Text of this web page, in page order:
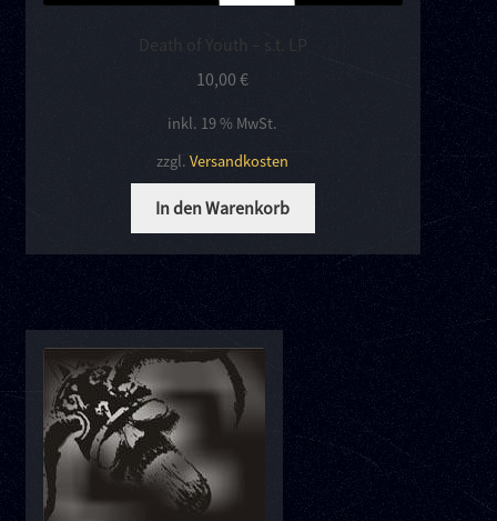
Death of Youth – s.t. LP
10,00€
inkl. 19 % MwSt.
zzgl.Versandkosten
In den Warenkorb